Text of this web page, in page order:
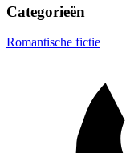
Categorieën
Romantische fictie